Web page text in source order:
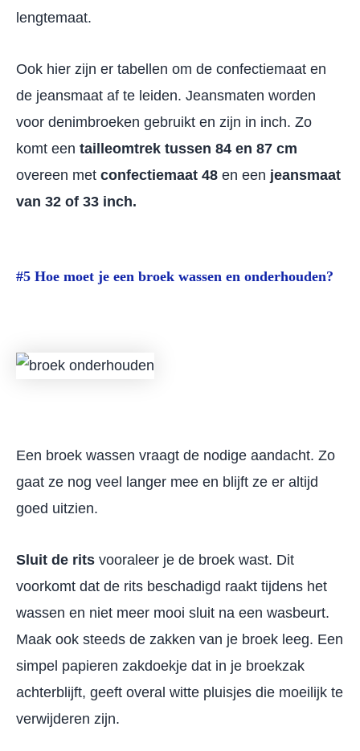
lengtemaat.
Ook hier zijn er tabellen om de confectiemaat en
de jeansmaat af te leiden. Jeansmaten worden
voor denimbroeken gebruikt en zijn in inch. Zo
komt een tailleomtrek tussen 84 en 87 cm
overeen met confectiemaat 48 en een jeansmaat
van 32 of 33 inch.
#5 Hoe moet je een broek wassen en onderhouden?
Een broek wassen vraagt de nodige aandacht. Zo
gaat ze nog veel langer mee en blijft ze er altijd
goed uitzien.
Sluit de rits vooraleer je de broek wast. Dit
voorkomt dat de rits beschadigd raakt tijdens het
wassen en niet meer mooi sluit na een wasbeurt.
Maak ook steeds de zakken van je broek leeg. Een
simpel papieren zakdoekje dat in je broekzak
achterblijft, geeft overal witte pluisjes die moeilijk te
verwijderen zijn.